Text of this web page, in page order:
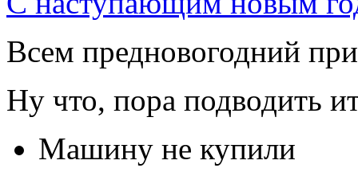
Всем предновогодний
Ну что, пора подводить
Машину не купили